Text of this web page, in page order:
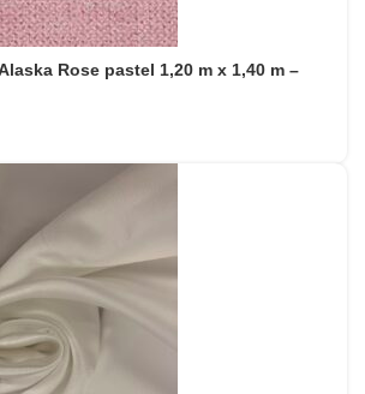
Rose pastel 1,20 m x 1,40 m –